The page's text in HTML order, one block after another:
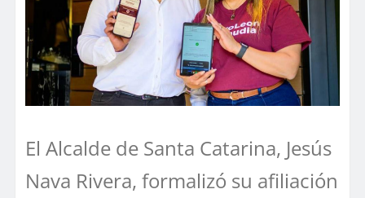
El Alcalde de Santa Catarina, Jesús
Nava Rivera, formalizó su afiliación